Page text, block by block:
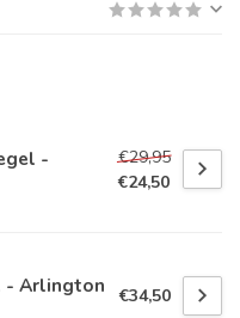
-
€29,95
€24,50
- Arlington €34,50